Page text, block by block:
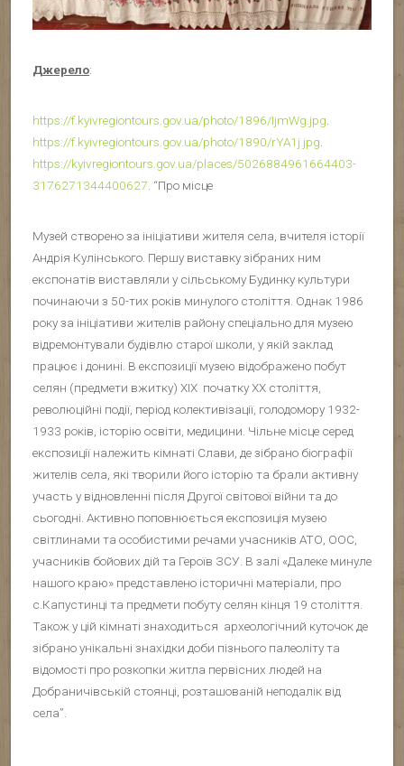
Джерело:
https://f.kyivregiontours.gov.ua/photo/1896/IjmWg.jpg
https://f.kyivregiontours.gov.ua/photo/1890/rYA1j.jpg
https://kyivregiontours.gov.ua/places/5026884961664403-
3176271344400627 . “Про місце
Музей створено за ініціативи жителя села, вчителя історії
Андрія Кулінського. Першу виставку зібраних ним
експонатів виставляли у сільському Будинку культури
починаючи з 50-тих років минулого століття. Однак 1986
року за ініціативи жителів району спеціально для музею
відремонтували будівлю старої школи, у якій заклад
працює і донині. В експозиції музею відображено побут
селян (предмети вжитку) ХІХ початку ХХ століття,
революційні події, період колективізації, голодомору 1932-
1933 років, історію освіти, медицини. Чільне місце серед
експозиції належить кімнаті Слави, де зібрано біографії
жителів села, які творили його історію та брали активну
участь у відновленні після Другої світової війни та до
сьогодні. Активно поповнюється експозиція музею
світлинами та особистими речами учасників АТО, ООС,
учасників бойових дій та Героїв ЗСУ. В залі «Далеке минуле
нашого краю» представлено історичні матеріали, про
с.Капустинці та предмети побуту селян кінця 19 століття.
Також у цій кімнаті знаходиться археологічний куточок де
зібрано унікальні знахідки доби пізнього палеоліту та
відомості про розкопки житла первісних людей на
Добраничівській стоянці, розташованій неподалік від
села”.